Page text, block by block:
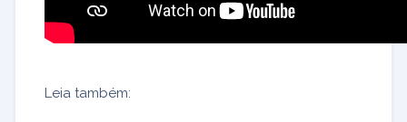
Leia também: